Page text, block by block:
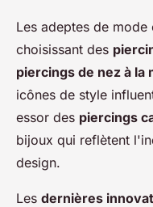
Les adeptes de
choisissant des
piercings de nez à la
icônes de style
essor des piercings
bijoux qui reflètent
design.
Les dernières